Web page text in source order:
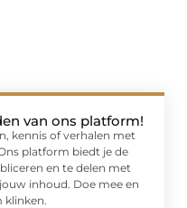
van ons platform!
kennis of verhalen met
platform biedt je de
en te delen met
inhoud. Doe mee en
klinken.